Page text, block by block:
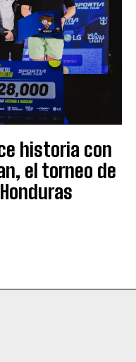
historia con
el torneo de